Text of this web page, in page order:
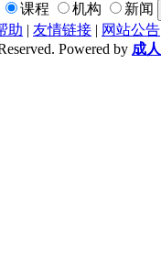
课程 机构
新闻
助 | 友情链接 | 网站公告
Powered by 成